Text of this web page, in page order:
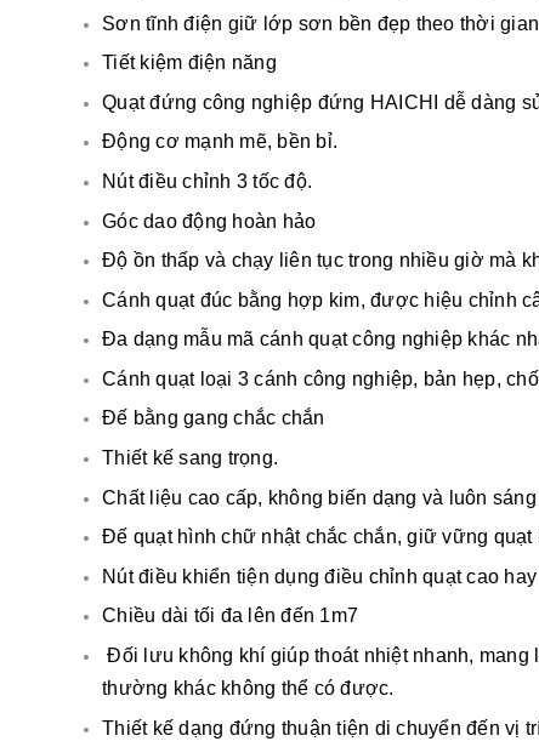
Sơn tĩnh điện giữ lớp sơn bền đẹp theo thời
Tiết kiệm điện năng
Quạt đứng công nghiệp đứng HAICHI dễ dàng
Động cơ mạnh mẽ, bền bỉ.
Nút điều chỉnh 3 tốc độ.
Góc dao động hoàn hảo
Độ ồn thấp và chạy liên tục trong nhiều giờ mà
Cánh quạt đúc bằng hợp kim, được hiệu chỉnh
Đa dạng mẫu mã cánh quạt công nghiệp khác
Cánh quạt loại 3 cánh công nghiệp, bản hẹp,
Đế bằng gang chắc chắn
Thiết kế sang trọng.
Chất liệu cao cấp, không biến dạng và luôn
Đế quạt hình chữ nhật chắc chắn, giữ vững quạt
Nút điều khiển tiện dụng điều chỉnh quạt cao hay
Chiều dài tối đa lên đến 1m7
Đối lưu không khí giúp thoát nhiệt nhanh,
thường khác không thể có được.
Thiết kế dạng đứng thuận tiện di chuyển đến vị